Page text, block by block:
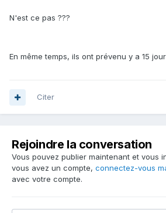
N'est ce pas ???
En même temps, ils ont prévenu y a 15
Citer
Rejoindre la conversation
Vous pouvez publier maintenant et vous
vous avez un compte, connectez-vous
avec votre compte.